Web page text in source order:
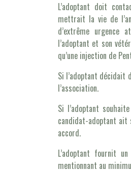
L’adoptant doit
mettrait la vie de
d’extrême urgence
l’adoptant et son
qu’une injection de
Si l’adoptant décidait
l’association.
Si l’adoptant
candidat-adoptant ait
accord.
L’adoptant fournit
mentionnant au